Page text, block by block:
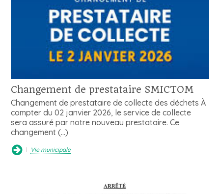
Changement de prestataire SMICTOM
Changement de prestataire de collecte des déchets À
compter du 02 janvier 2026, le service de collecte
sera assuré par notre nouveau prestataire. Ce
changement (…)
Vie municipale